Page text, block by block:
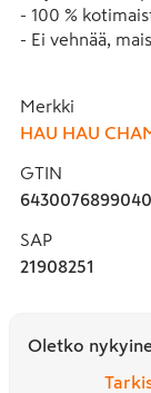
- 100 %
- Ei vehnää,
koiran
26 % lohta, jota
Nokian
Kuivaruokaan
camelinaöljy
kuorittua
muodossaan.
Merkki
HAU HAU
GTIN
6430076899040
SAP
21908251
Oletko